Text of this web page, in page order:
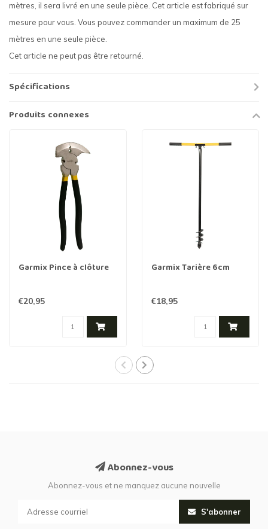
mètres, il sera livré en une seule pièce. Cet article est fabriqué sur
mesure pour vous. Vous pouvez commander un maximum de 25
mètres en une seule pièce.
Cet article ne peut pas être retourné.
Spécifications
Produits connexes
Garmix Pince à clôture
€20,95
Garmix Tarière 6cm
€18,95
Abonnez-vous
Abonnez-vous et ne manquez aucune nouvelle
S'abonner